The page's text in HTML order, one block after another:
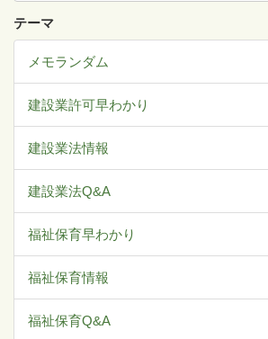
テーマ
メモランダム
建設業許可早わかり
建設業法情報
建設業法Q&A
福祉保育早わかり
福祉保育情報
福祉保育Q&A